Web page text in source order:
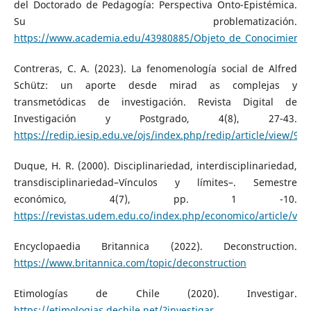
del Doctorado de Pedagogía: Perspectiva Onto-Epistémica.
Su problematización.
https://www.academia.edu/43980885/
Contreras, C. A. (2023). La fenomenología social de Alfred
Schütz: un aporte desde mirad as complejas y
transmetódicas de investigación. Revista Digital de
Investigación y Postgrado, 4(8), 27-43.
https://redip.iesip.edu.ve/ojs/index.php/redip/article/view/94
Duque, H. R. (2000). Disciplinariedad, interdisciplinariedad,
transdisciplinariedad–Vínculos y límites–. Semestre
económico, 4(7), pp. 1 -10.
https://revistas.udem.edu.co/index.php/economico/article/
Encyclopaedia Britannica (2022). Deconstruction.
https://www.britannica.com/topic/deconstruction
Etimologías de Chile (2020). Investigar.